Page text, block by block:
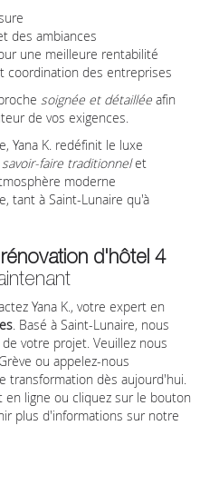
des ambiances
une meilleure rentabilité
coordination des entreprises
soignée et détailléeafin
de vos exigences.
Yana K. redéfinit le luxe
savoir-faire traditionnelet
moderne
tant à Saint-Lunaire qu'à
rénovation d'hôtel 4
Yana K., votre expert en
. Basé à Saint-Lunaire, nous
votre projet. Veuillez nous
ou appelez-nous
transformation dès aujourd'hui.
ligne ou cliquez sur le bouton
plus d'informations sur notre